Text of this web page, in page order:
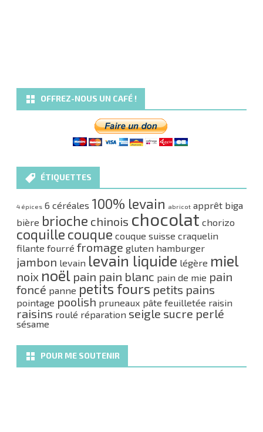
OFFREZ-NOUS UN CAFÉ !
ÉTIQUETTES
4 épices 6 céréales 100% levain abricot apprêt biga
bière brioche chinois chocolat chorizo
coquille couque couque suisse craquelin
filante fourré fromage gluten hamburger
jambon levain levain liquide légère miel
noix noël pain pain blanc pain de mie pain
foncé panne petits fours petits pains
pointage poolish pruneaux pâte feuilletée raisin
raisins roulé réparation seigle sucre perlé
sésame
POUR ME SOUTENIR